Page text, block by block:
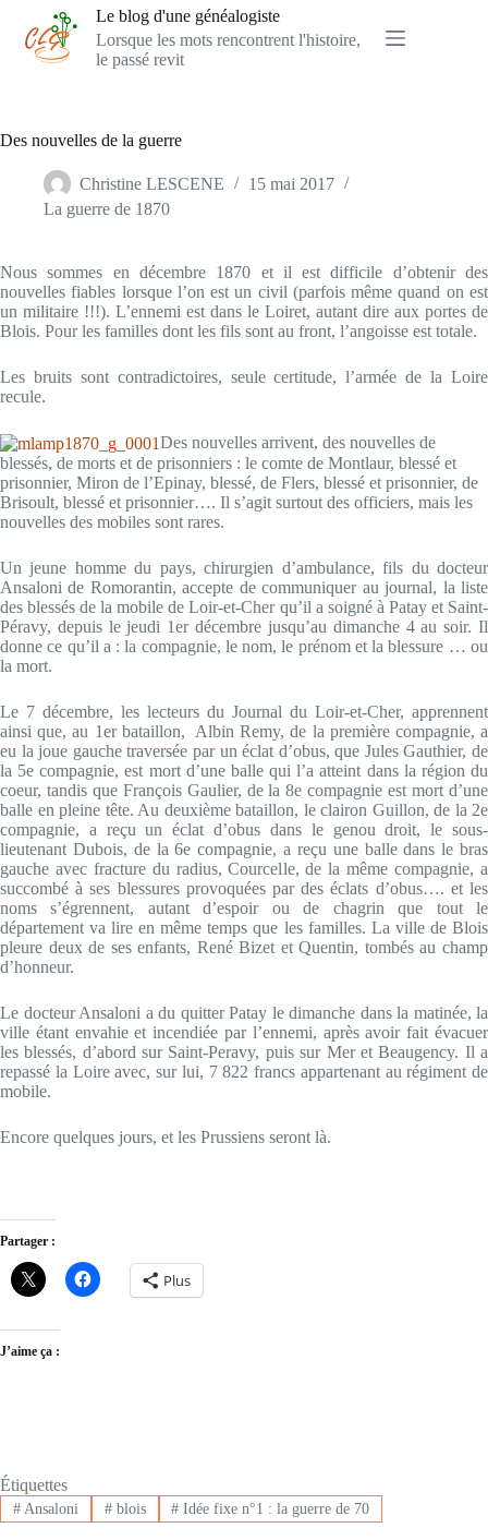
contenu
Le blog d'une généalogiste
Lorsque les mots rencontrent l'histoire,
le passé revit
Des nouvelles de la guerre
Christine LESCENE
15 mai 2017
La guerre de 1870
Nous sommes en décembre 1870 et il est difficile d’obtenir des
nouvelles fiables lorsque l’on est un civil (parfois même quand on est
un militaire !!!). L’ennemi est dans le Loiret, autant dire aux portes de
Blois. Pour les familles dont les fils sont au front, l’angoisse est totale.
Les bruits sont contradictoires, seule certitude, l’armée de la Loire
recule.
Des nouvelles arrivent, des nouvelles de
blessés, de morts et de prisonniers : le comte de Montlaur, blessé et
prisonnier, Miron de l’Epinay, blessé, de Flers, blessé et prisonnier, de
Brisoult, blessé et prisonnier…. Il s’agit surtout des officiers, mais les
nouvelles des mobiles sont rares.
Un jeune homme du pays, chirurgien d’ambulance, fils du docteur
Ansaloni de Romorantin, accepte de communiquer au journal, la liste
des blessés de la mobile de Loir-et-Cher qu’il a soigné à Patay et Saint-
Péravy, depuis le jeudi 1er décembre jusqu’au dimanche 4 au soir. Il
donne ce qu’il a : la compagnie, le nom, le prénom et la blessure … ou
la mort.
Le 7 décembre, les lecteurs du Journal du Loir-et-Cher, apprennent
ainsi que, au 1er bataillon, Albin Remy, de la première compagnie, a
eu la joue gauche traversée par un éclat d’obus, que Jules Gauthier, de
la 5e compagnie, est mort d’une balle qui l’a atteint dans la région du
coeur, tandis que François Gaulier, de la 8e compagnie est mort d’une
balle en pleine tête. Au deuxième bataillon, le clairon Guillon, de la 2e
compagnie, a reçu un éclat d’obus dans le genou droit, le sous-
lieutenant Dubois, de la 6e compagnie, a reçu une balle dans le bras
gauche avec fracture du radius, Courcelle, de la même compagnie, a
succombé à ses blessures provoquées par des éclats d’obus…. et les
noms s’égrennent, autant d’espoir ou de chagrin que tout le
département va lire en même temps que les familles. La ville de Blois
pleure deux de ses enfants, René Bizet et Quentin, tombés au champ
d’honneur.
Le docteur Ansaloni a du quitter Patay le dimanche dans la matinée, la
ville étant envahie et incendiée par l’ennemi, après avoir fait évacuer
les blessés, d’abord sur Saint-Peravy, puis sur Mer et Beaugency. Il a
repassé la Loire avec, sur lui, 7 822 francs appartenant au régiment de
mobile.
Encore quelques jours, et les Prussiens seront là.
Partager :
Plus
J’aime ça :
Étiquettes
#Ansaloni #blois # Idée fixe n°1 : la guerre de 70